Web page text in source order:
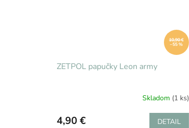
10,90 €
–55 %
ZETPOL papučky Leon army
Skladom (1 ks)
4,90 € DETAIL